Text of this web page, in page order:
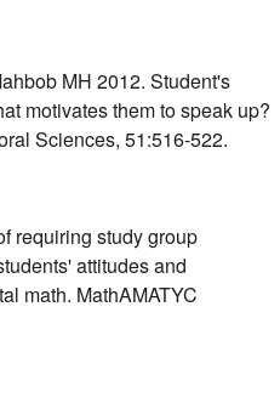
MH 2012. Student's
motivates them to speak up?
Sciences, 51:516-522.
requiring study group
attitudes and
math. MathAMATYC